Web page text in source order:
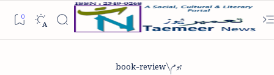
ہوم book-review